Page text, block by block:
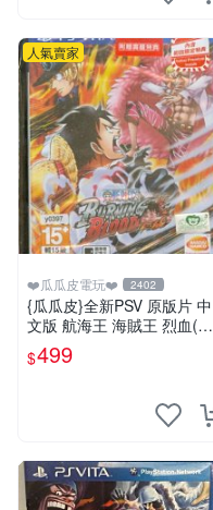
人氣賣家
❤️瓜瓜皮電玩❤️ 2402
{瓜瓜皮}全新PSV 原版片 中
文版 航海王 海賊王 烈血(內
附初回特點-不清楚有沒有過
期)(遊戲都有回收)
$499